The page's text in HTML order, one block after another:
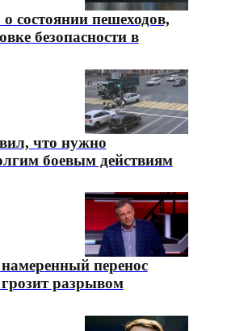
состоянии пешеходов,
безопасности в
что нужно
боевым действиям
перенос
разрывом